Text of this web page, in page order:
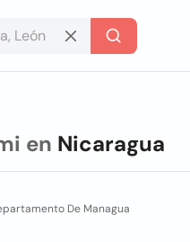
en Nicaragua
De Managua